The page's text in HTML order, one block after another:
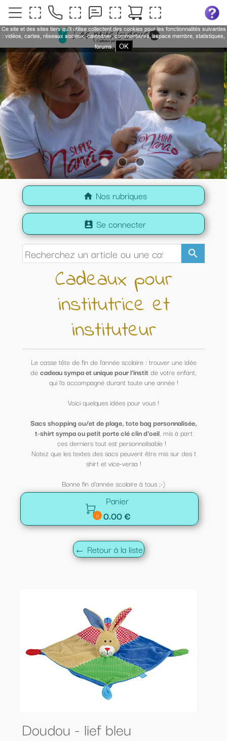
home Nos rubriques
search
perm_contact_calendar Se connecter
Cadeaux pour
institutrice et
instituteur
Le casse tête de fin de l'année scolaire : trouver une idée
decadeau sympa et unique pour l'institde votre enfant,
qui l'a accompagné durant toute une année !
Voici quelques idées pour vous !
Sacs shopping ou/et de plage, tote bag personnalisée,
t-shirt sympa ou petit porte clé clin d'oeil, mis à part
ces derniers tout est personnalisable !
Notez que les textes des sacs peuvent être mis sur des t
shirt et vice-versa !
Bonne fin d'année scolaire à tous ;-)

0
Panier
0.00 €
← Retour à la liste
Doudou - lief bleu
Ce site et des sites tiers qu'il utilise collectent des cookies pour les fonctionnalités suivantes
: vidéos, cartes, réseaux sociaux, calendrier, commentaires, espace membre, statistiques,
forums.
OK